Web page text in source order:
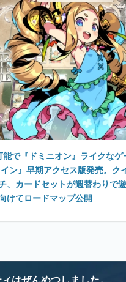
で『ドミニオン』ライクな
ン』早期アクセス版発売。ク
、カードセットが週替わりで
けてロードマップ公開